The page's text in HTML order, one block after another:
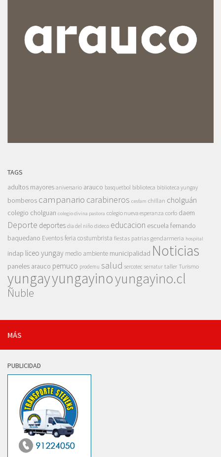
TAGS
adultos mayores aniversario arauco basquetbol biblioteca biblioteca yungay
bomberos campanario carabineros cesfam chillan cholguán
colegio cholguan colegio divina pastora colegio nueva esperanza corfo daem
Deporte deportes dia del niño dideco educacion escuela fernando
baquedano Eventosferia costumbrista fiestas patrias gendarmeria hospital
indap liceo yungay medio ambiente municipalidad Noticias
paneles arauco pemuco prodemu salud sercotec sernatur taller Turismo
yungayyungayinoyungayino.cl
Ñuble
MÁS
PUBLICIDAD